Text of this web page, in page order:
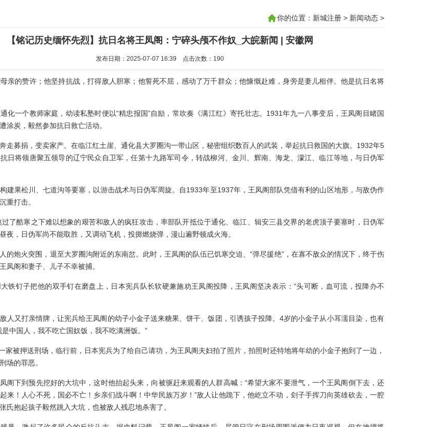
你的位置： 新城注册 > 新闻动态 >
【铭记历史缅怀先烈】抗日名将王凤阁：宁碎头颅不作奴_大皖新闻 | 安徽网
发布日期：2025-07-07 16:39 点击次数：190
亲的赞许；他坚持抗战，打得敌人胆寒；他誓死不屈，感动了万千群众；他慷慨赴难，身旁是妻儿相伴。他是抗日名将
化一个教师家庭，幼读私塾时便以“精忠报国”自励，常吹奏《满江红》寄托壮志。1931年九一八事变后，王凤阁目睹国
涂炭，毅然参加抗日救亡活动。
走募捐，变卖家产。在临江红土崖、通化县大罗圈沟一带山区，秘密组织数百人的武装，举起抗日救国的大旗。1932年5
日将领唐聚五领导的辽宁民众自卫军，任第十九路军司令，转战柳河、金川、辉南、海龙、濛江、临江等地，与日伪军
建果松川、七道沟等要塞，以游击战术与日伪军周旋。自1933年至1937年，王凤阁部队凭借有利的山区地形，与敌伪作
重打击。
了酷寒之下难以想象的艰苦和敌人的疯狂攻击，率部队开抵位于通化、临江、辑安三县交界的老虎顶子要塞时，日伪军
夜，日伪军尚不能取胜，又调动飞机，投掷燃烧弹，漫山遍野顿成火海。
的炮火突围，退至大罗圈沟附近的东南岔。此时，王凤阁的队伍已饥寒交迫、“弹尽援绝”，在寡不敌众的情况下，终于伤
凤阁和妻子、儿子不幸被捕。
铁钉子把他的双手钉在磨盘上，日本宪兵队长软硬兼施劝王凤阁投降，王凤阁坚决表示：“头可断，血可流，投降办不
人又打亲情牌，让宪兵给王凤阁的幼子小金子送来糖果、饼干、饭团，引诱孩子投降。4岁的小金子从小耳濡目染，也有
中国人，我不吃亡国奴饭，我不吃满洲饭。”
家被押送刑场，临行前，日本宪兵为了给自己请功，为王凤阁夫妇拍了照片，拍照时还特地将年幼的小金子抱到了一边，
场的罪恶。
阁下到预先挖好的大坑中，这时他抬起头来，向被驱赶来观看的人群高喊：“希望大家不要泄气，一个王凤阁倒下去，还
来！人心不死，国必不亡！乡亲们战斗啊！中华民族万岁！”敌人让他跪下，他屹立不动，刽子手挥刀向英雄砍去，一腔
氏抱起孩子毅然跳入大坑，也被敌人残忍地杀害了。